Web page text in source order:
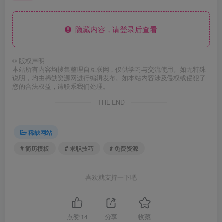
隐藏内容，请登录后查看
© 版权声明
本站所有内容均搜集整理自互联网，仅供学习与交流使用。如无特殊
说明，均由稀缺资源网进行编辑发布。如本站内容涉及侵权或侵犯了
您的合法权益，请联系我们处理。
THE END
稀缺网站
# 简历模板
# 求职技巧 # 免费资源
喜欢就支持一下吧
点赞 14 分享 收藏